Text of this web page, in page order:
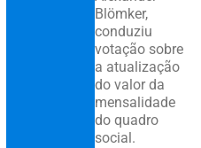
Blömker,
conduziu
votação sobre
a atualização
do valor da
mensalidade
do quadro
social.